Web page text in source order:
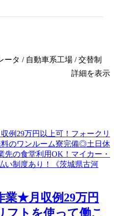
ータ / 自動車系工場 / 交替制
詳細を表示
業★月収例29万円
フトを使って働こ